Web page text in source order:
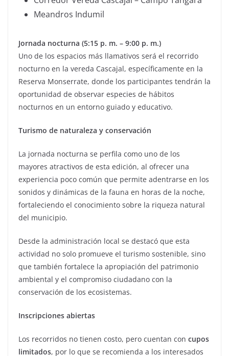
Meandros Indumil
Jornada nocturna (5:15 p. m. – 9:00 p. m.)
Uno de los espacios más llamativos será el recorrido
nocturno en la vereda Cascajal, específicamente en la
Reserva Monserrate, donde los participantes tendrán la
oportunidad de observar especies de hábitos
nocturnos en un entorno guiado y educativo.
Turismo de naturaleza y conservación
La jornada nocturna se perfila como uno de los
mayores atractivos de esta edición, al ofrecer una
experiencia poco común que permite adentrarse en los
sonidos y dinámicas de la fauna en horas de la noche,
fortaleciendo el conocimiento sobre la riqueza natural
del municipio.
Desde la administración local se destacó que esta
actividad no solo promueve el turismo sostenible, sino
que también fortalece la apropiación del patrimonio
ambiental y el compromiso ciudadano con la
conservación de los ecosistemas.
Inscripciones abiertas
Los recorridos no tienen costo, pero cuentan con cupos
limitados, por lo que se recomienda a los interesados